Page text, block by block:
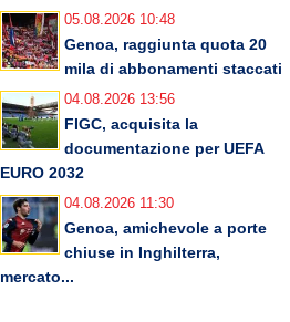
05.08.2026 10:48
Genoa, raggiunta quota 20
mila di abbonamenti staccati
04.08.2026 13:56
FIGC, acquisita la
documentazione per UEFA
EURO 2032
04.08.2026 11:30
Genoa, amichevole a porte
chiuse in Inghilterra,
mercato...